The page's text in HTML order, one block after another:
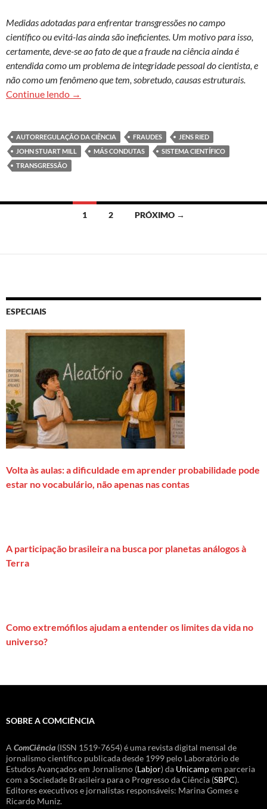
Medidas adotadas para enfrentar transgressões no campo
científico ou evitá-las ainda são ineficientes. Um motivo para isso,
certamente, deve-se ao fato de que a fraude na ciência ainda é
entendida como um problema de integridade pessoal do cientista, e
não como um fenômeno que tem, sobretudo, causas estruturais.
Continue lendo Má conduta e fraudes como desafios para a
→
AUTORREGULAÇÃO DA CIÊNCIA FRAUDES
JENS RIED
JOHN STUART MILL
MÁS CONDUTAS
SISTEMA CIENTÍFICO
TRANSGRESSÃO
posts
1 2 PRÓXIMO →
ESPECIAIS
Volta às aulas: a dificuldade em aprender probabilidade pode
estar no vocabulário, não apenas nas contas
A participação brasileira na busca por planetas análogos à
Terra
Como extremófilos ajudam a entender os limites da vida no
universo?
SOBRE A COMCIÊNCIA
A ComCiência (ISSN 1519-7654) é uma revista digital mensal de
jornalismo científico publicada desde 1999 pelo Laboratório de
Estudos Avançados em Jornalismo (Labjor) da Unicampem parceria
com a Sociedade Brasileira para o Progresso da Ciência (SBPC).
Editores executivos e jornalistas responsáveis: Marina Gomes e
Ricardo Muniz.